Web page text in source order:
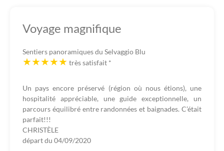
Voyage magnifique
Sentiers panoramiques du Selvaggio Blu
très satisfait *
Un pays encore préservé (région où nous étions), une
hospitalité appréciable, une guide exceptionnelle, un
parcours équilibré entre randonnées et baignades. C’était
parfait!!!
CHRISTÈLE
départ du 04/09/2020